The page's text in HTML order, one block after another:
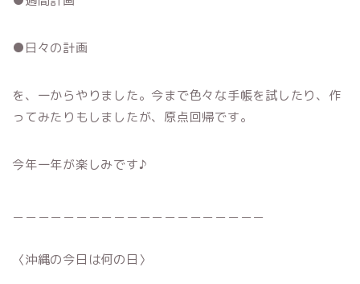
●日々の計画
を、一からやりました。今まで色々な手帳を試したり、作
ってみたりもしましたが、原点回帰です。
今年一年が楽しみです♪
〈沖縄の今日は何の日〉